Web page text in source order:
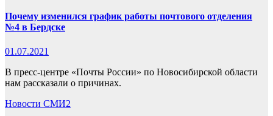
Почему изменился график работы почтового отделения
№4 в Бердске
01.07.2021
В пресс-центре «Почты России» по Новосибирской области
нам рассказали о причинах.
Новости СМИ2